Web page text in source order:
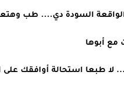
الواقعة السودة دي.... طب
أبوها
طبعا استحالة أوافقك على